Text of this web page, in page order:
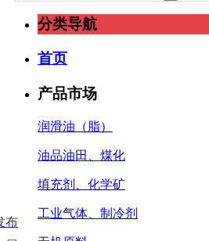
分类导航
首页
产品市场
润滑油（脂）
油品油田、煤化
填充剂、化学矿
工业气体、制冷剂
布